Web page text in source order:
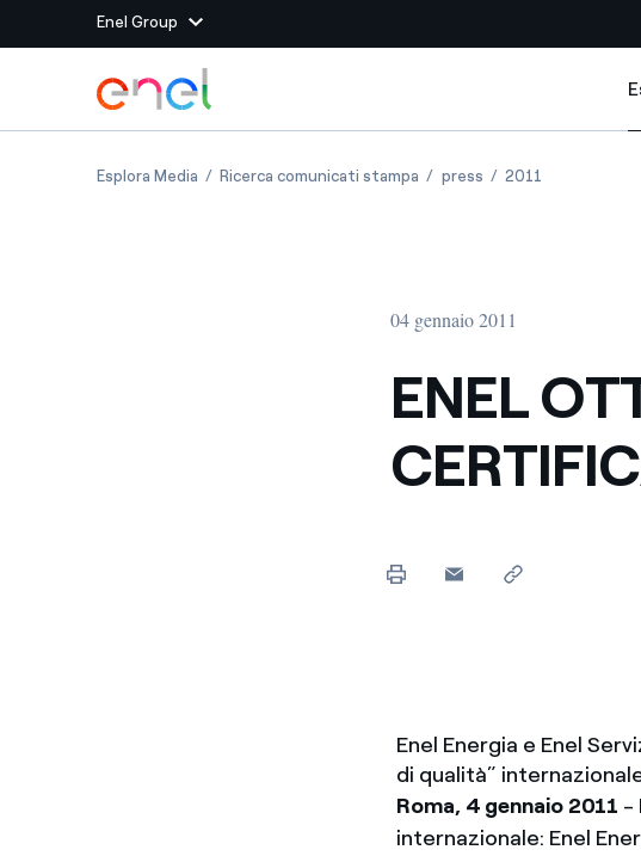
Enel Group
Siti del Gruppo
Enel Green Power Produciamo energia pulita da fonti
Massimizziamo la creazione di
rapporto con i nostri fornitori
Sosteniamo le iniziative delle
Vai al contenuto principale
Esplora MediaENEL OTTIENE LA CERTIFICAZIONE ISO 9001
Ricerca comunicati stampa ENEL OTTIENE LA
pressENEL OTTIENE LA
2011
04 gennaio 2011
ENEL
Enel Energia e Enel
di qualità”
Roma, 4 gennaio 2011 -
internazionale: Enel